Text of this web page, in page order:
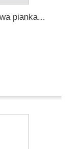
pianka...